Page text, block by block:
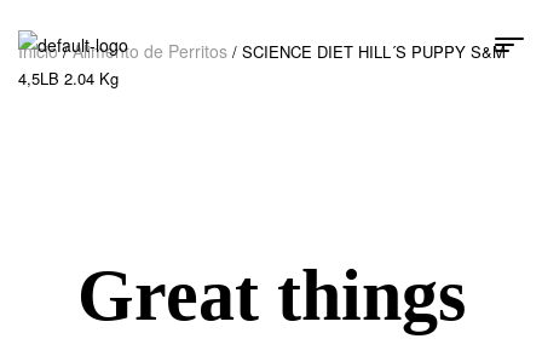
Inicio/Alimento de Perritos / SCIENCE DIET HILL´S PUPPY S&M
4,5LB 2.04 Kg
Great things